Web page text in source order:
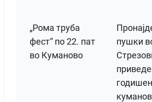
„Рома труба
фест“ по 22. пат
во Куманово
пушки
годишен